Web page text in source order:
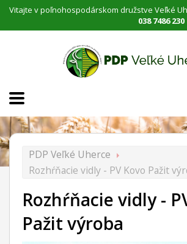
Vitajte v poľnohospodárskom družstve Veľké
038 7486 230
PDP Veľké Uherce
Rozhŕňacie vidly - PV Kovo Pažit
Rozhŕňacie vidly -
Pažit výroba